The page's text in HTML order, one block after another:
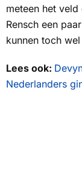
meteen het
Rensch een
kunnen toch
Lees ook:
Nederlanders